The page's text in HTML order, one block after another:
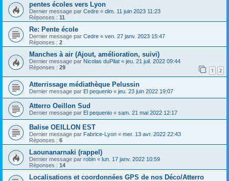
pentes écoles vers Lyon
Dernier message par Cedre « dim. 11 juin 2023 11:23
Réponses : 11
Re: Pente école
Dernier message par Cedre « ven. 27 janv. 2023 15:47
Réponses : 2
Manches à air (Ajout, amélioration, suivi)
Dernier message par Nicolas duPilat « jeu. 21 juil. 2022 09:44
Réponses : 29 1 2
Atterrissage médiathèque Pelussin
Dernier message par El pequenio « jeu. 23 juin 2022 19:07
Atterro Oeillon Sud
Dernier message par El pequenio « sam. 21 mai 2022 12:17
Balise OEILLON EST
Dernier message par Fabrice-Lyon « mer. 13 avr. 2022 22:43
Réponses : 6
Laounanarnaki (rappel)
Dernier message par robin « lun. 17 janv. 2022 10:59
Réponses : 14
Localisations et coordonnées GPS de nos Déco/Atterro